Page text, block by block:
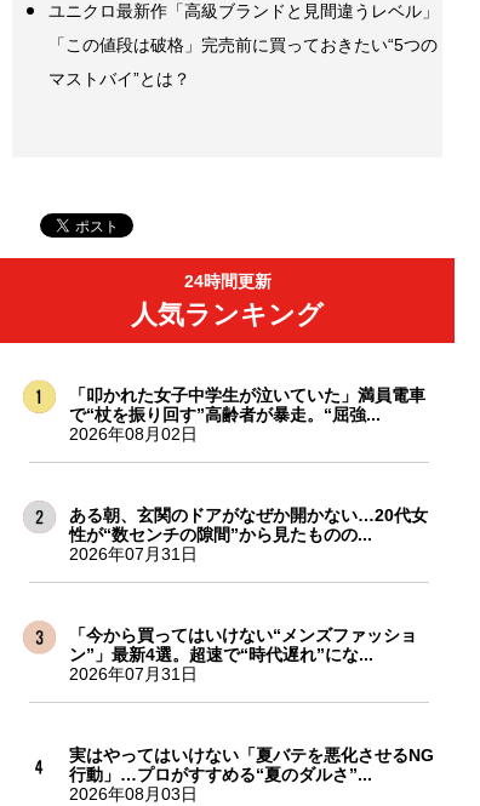
ユニクロ最新作「高級ブランドと見間違うレベル」
「この値段は破格」完売前に買っておきたい“5つの
マストバイ”とは？
24時間更新
人気ランキング
「叩かれた女子中学生が泣いていた」満員電車
で“杖を振り回す”高齢者が暴走。“屈強...
2026年08月02日
ある朝、玄関のドアがなぜか開かない…20代女
性が“数センチの隙間”から見たものの...
2026年07月31日
「今から買ってはいけない“メンズファッショ
ン”」最新4選。超速で“時代遅れ”にな...
2026年07月31日
実はやってはいけない「夏バテを悪化させるNG
行動」…プロがすすめる“夏のダルさ”...
2026年08月03日